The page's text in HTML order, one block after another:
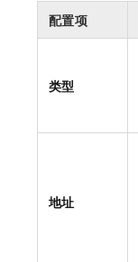
配置项
类型
地址